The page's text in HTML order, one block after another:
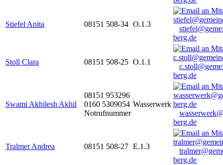
Stiefel Anita 08151 508-34 O.1.3
berg.de
Stoll Clara 08151 508-25 O.1.1
berg.de
Swami Akhilesh Akhil
08151 953296
0160 5309054
Notrufnummer
Wasserwerk
berg.de
Tralmer Andrea 08151 508-27 E.1.3
berg.de